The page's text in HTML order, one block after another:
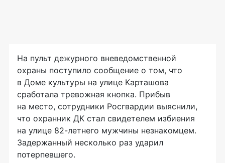
На пульт дежурного вневедомственной
охраны поступило сообщение о том, что
в Доме культуры на улице Карташова
сработала тревожная кнопка. Прибыв
на место, сотрудники Росгвардии выяснили,
что охранник ДК стал свидетелем избиения
на улице 82-летнего мужчины незнакомцем.
Задержанный несколько раз ударил
потерпевшего.